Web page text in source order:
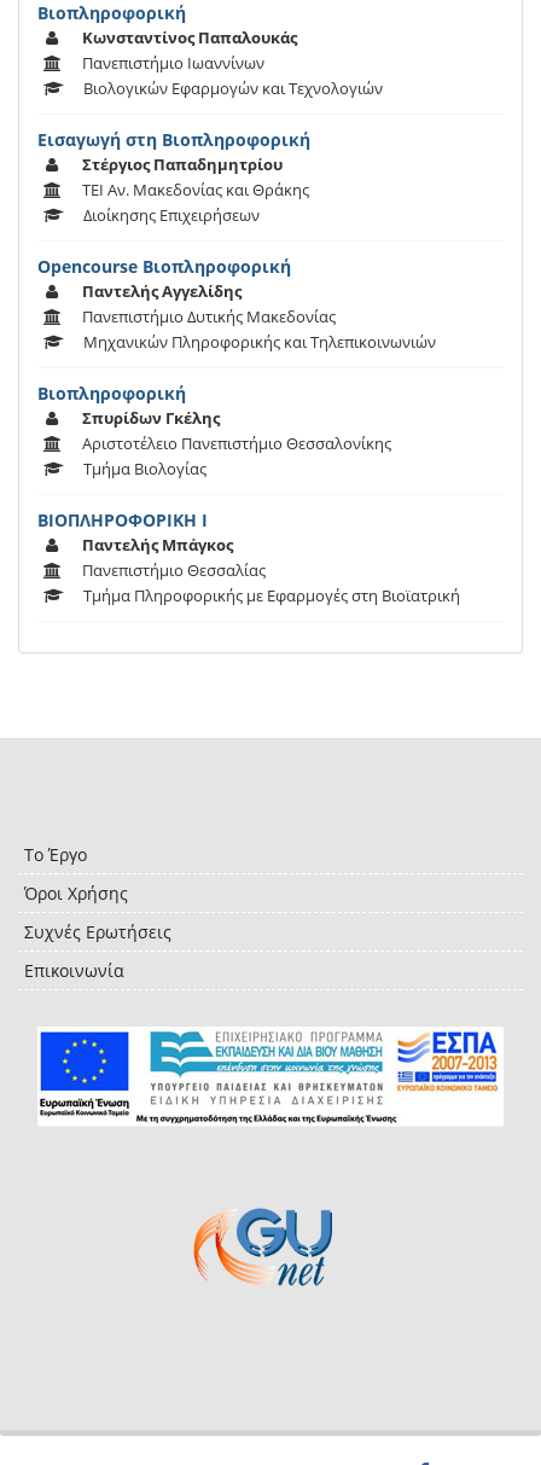
Βιοπληροφορική
Κωνσταντίνος Παπαλουκάς
Πανεπιστήμιο Ιωαννίνων
Βιολογικών Εφαρμογών και Τεχνολογιών
Εισαγωγή στη Βιοπληροφορική
Στέργιος Παπαδημητρίου
ΤΕΙ Αν. Μακεδονίας και Θράκης
Διοίκησης Επιχειρήσεων
Opencourse Βιοπληροφορική
Παντελής Αγγελίδης
Πανεπιστήμιο Δυτικής Μακεδονίας
Μηχανικών Πληροφορικής και Τηλεπικοινωνιών
Βιοπληροφορική
Σπυρίδων Γκέλης
Αριστοτέλειο Πανεπιστήμιο Θεσσαλονίκης
Τμήμα Βιολογίας
ΒΙΟΠΛΗΡΟΦΟΡΙΚΗ Ι
Παντελής Μπάγκος
Πανεπιστήμιο Θεσσαλίας
Τμήμα Πληροφορικής με Εφαρμογές στη Βιοϊατρική
Το Έργο
Όροι Χρήσης
Συχνές Ερωτήσεις
Επικοινωνία